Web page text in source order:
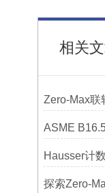
相关